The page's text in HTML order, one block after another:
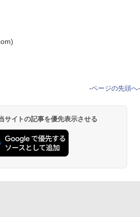
-ページの先頭へ-
サイトの記事を優先表示させる